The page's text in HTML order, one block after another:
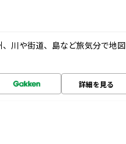
川や街道、島など旅気分で地図
詳細を見る